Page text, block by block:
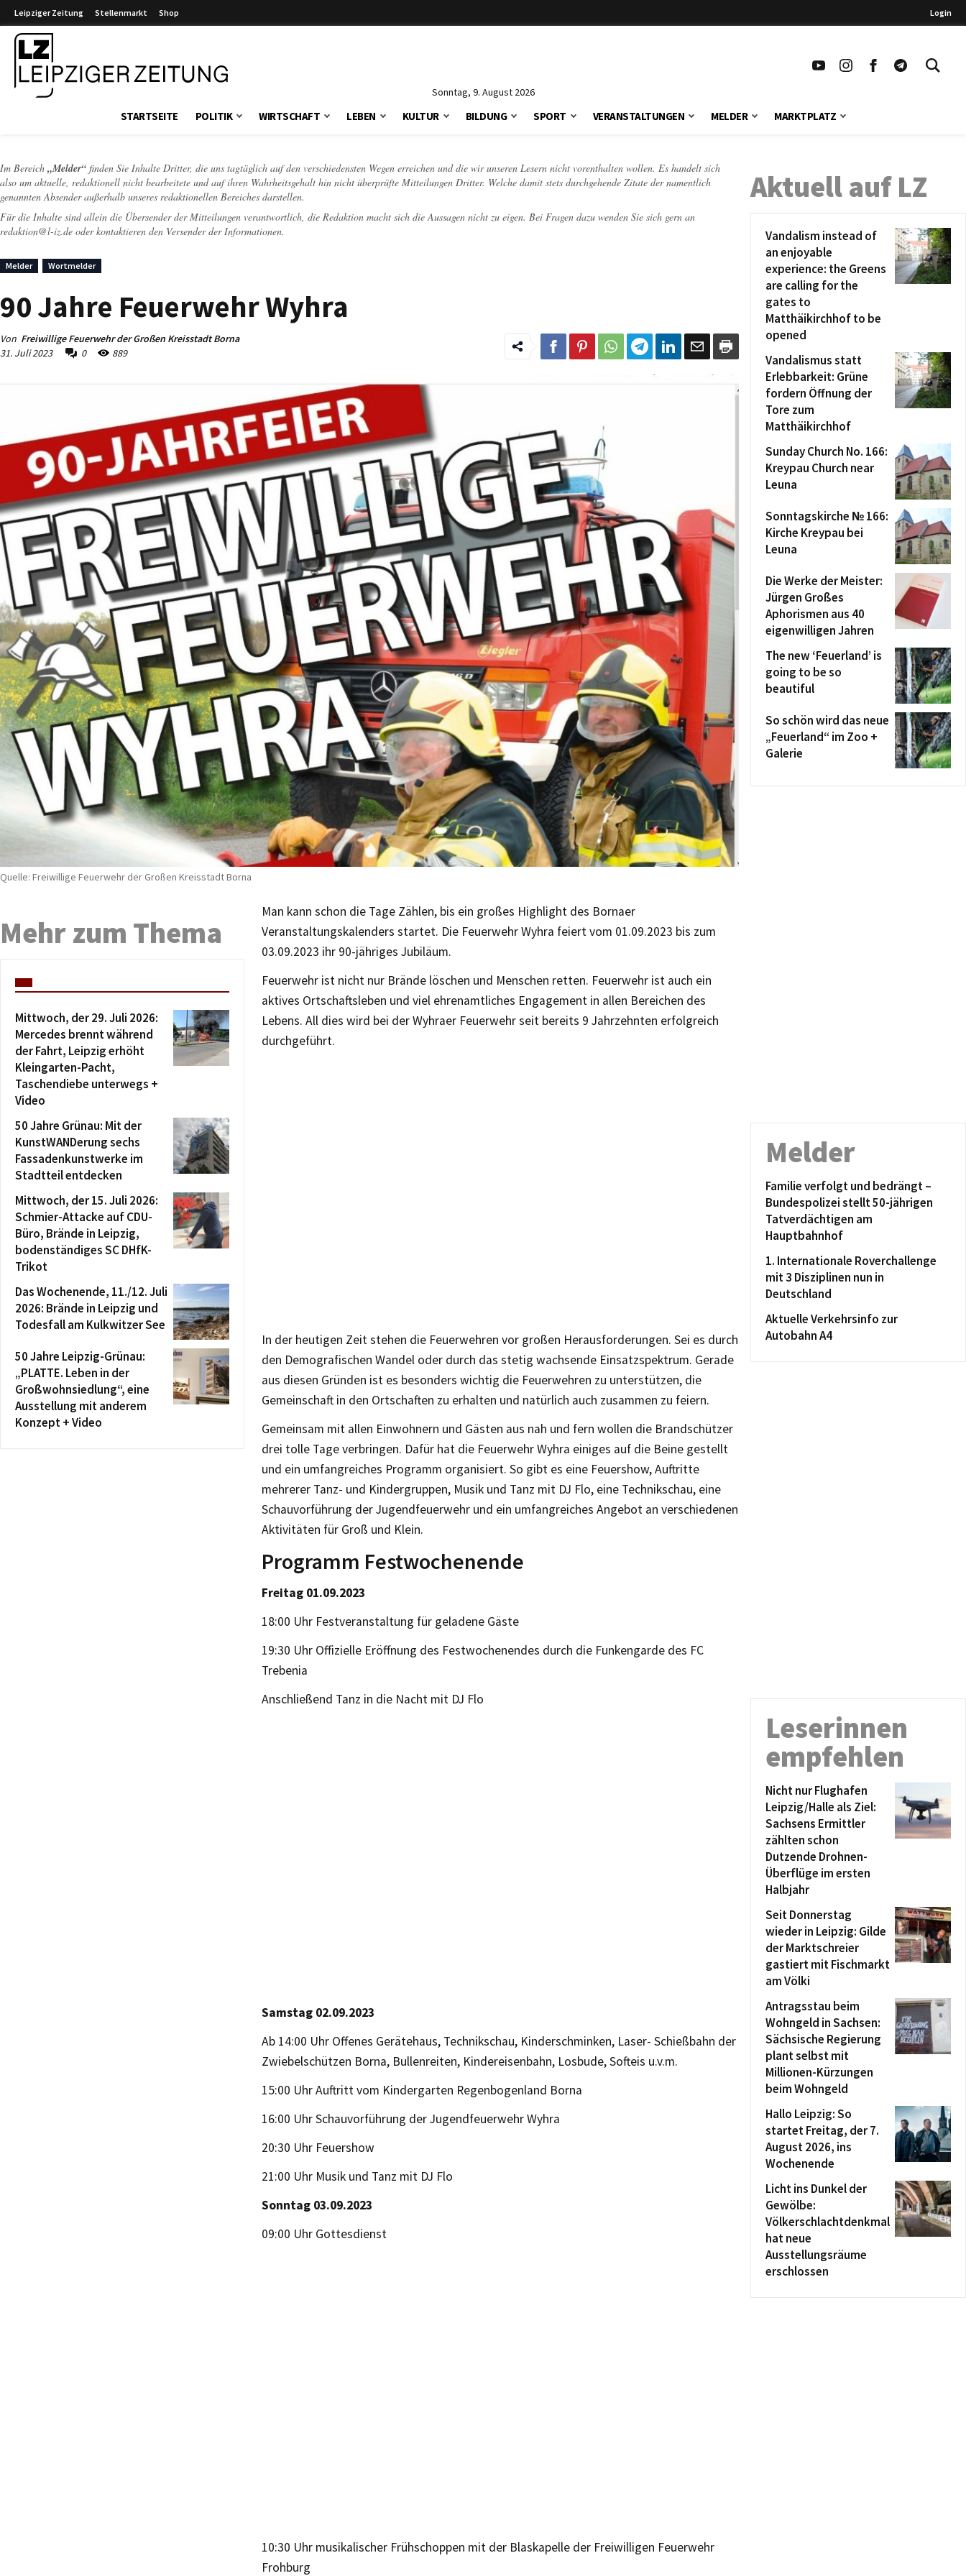
Leipziger Zeitung Stellenmarkt Shop Login
Sonntag, 9. August 2026
STARTSEITE POLITIK WIRTSCHAFT LEBEN KULTUR BILDUNG SPORT VERANSTALTUNGEN MELDER MARKTPLATZ
Im Bereich „Melder“ finden Sie Inhalte Dritter, die uns tagtäglich auf den verschiedensten Wegen erreichen und die wir unseren Lesern nicht vorenthalten wollen. Es handelt sich
also um aktuelle, redaktionell nicht bearbeitete und auf ihren Wahrheitsgehalt hin nicht überprüfte Mitteilungen Dritter. Welche damit stets durchgehende Zitate der namentlich
genannten Absender außerhalb unseres redaktionellen Bereiches darstellen.
Für die Inhalte sind allein die Übersender der Mitteilungen verantwortlich, die Redaktion macht sich die Aussagen nicht zu eigen. Bei Fragen dazu wenden Sie sich gern an
redaktion@l-iz.de oder kontaktieren den Versender der Informationen.
Melder Wortmelder
90 Jahre Feuerwehr Wyhra
Von Freiwillige Feuerwehr der Großen Kreisstadt Borna
31. Juli 2023
0 889
Quelle: Freiwillige Feuerwehr der Großen Kreisstadt Borna
Man kann schon die Tage Zählen, bis ein großes Highlight des Bornaer
Veranstaltungskalenders startet. Die Feuerwehr Wyhra feiert vom 01.09.2023 bis zum
03.09.2023 ihr 90-jähriges Jubiläum.
Feuerwehr ist nicht nur Brände löschen und Menschen retten. Feuerwehr ist auch ein
aktives Ortschaftsleben und viel ehrenamtliches Engagement in allen Bereichen des
Lebens. All dies wird bei der Wyhraer Feuerwehr seit bereits 9 Jahrzehnten erfolgreich
durchgeführt.
In der heutigen Zeit stehen die Feuerwehren vor großen Herausforderungen. Sei es durch
den Demografischen Wandel oder durch das stetig wachsende Einsatzspektrum. Gerade
aus diesen Gründen ist es besonders wichtig die Feuerwehren zu unterstützen, die
Gemeinschaft in den Ortschaften zu erhalten und natürlich auch zusammen zu feiern.
Gemeinsam mit allen Einwohnern und Gästen aus nah und fern wollen die Brandschützer
drei tolle Tage verbringen. Dafür hat die Feuerwehr Wyhra einiges auf die Beine gestellt
und ein umfangreiches Programm organisiert. So gibt es eine Feuershow, Auftritte
mehrerer Tanz- und Kindergruppen, Musik und Tanz mit DJ Flo, eine Technikschau, eine
Schauvorführung der Jugendfeuerwehr und ein umfangreiches Angebot an verschiedenen
Aktivitäten für Groß und Klein.
Programm Festwochenende
Freitag 01.09.2023
18:00 Uhr Festveranstaltung für geladene Gäste
19:30 Uhr Offizielle Eröffnung des Festwochenendes durch die Funkengarde des FC
Trebenia
Anschließend Tanz in die Nacht mit DJ Flo
Samstag 02.09.2023
Ab 14:00 Uhr Offenes Gerätehaus, Technikschau, Kinderschminken, Laser- Schießbahn der
Zwiebelschützen Borna, Bullenreiten, Kindereisenbahn, Losbude, Softeis u.v.m.
15:00 Uhr Auftritt vom Kindergarten Regenbogenland Borna
16:00 Uhr Schauvorführung der Jugendfeuerwehr Wyhra
20:30 Uhr Feuershow
21:00 Uhr Musik und Tanz mit DJ Flo
Sonntag 03.09.2023
09:00 Uhr Gottesdienst
10:30 Uhr musikalischer Frühschoppen mit der Blaskapelle der Freiwilligen Feuerwehr
Frohburg
Mehr zum Thema
Mittwoch, der 29. Juli 2026:
Mercedes brennt während
der Fahrt, Leipzig erhöht
Kleingarten-Pacht,
Taschendiebe unterwegs +
Video
50 Jahre Grünau: Mit der
KunstWANDerung sechs
Fassadenkunstwerke im
Stadtteil entdecken
Mittwoch, der 15. Juli 2026:
Schmier-Attacke auf CDU-
Büro, Brände in Leipzig,
bodenständiges SC DHfK-
Trikot
Das Wochenende, 11./12. Juli
2026: Brände in Leipzig und
Todesfall am Kulkwitzer See
50 Jahre Leipzig-Grünau:
„PLATTE. Leben in der
Großwohnsiedlung“, eine
Ausstellung mit anderem
Konzept + Video
Aktuell auf LZ
Vandalism instead of
an enjoyable
experience: the Greens
are calling for the
gates to
Matthäikirchhof to be
opened
Vandalismus statt
Erlebbarkeit: Grüne
fordern Öffnung der
Tore zum
Matthäikirchhof
Sunday Church No. 166:
Kreypau Church near
Leuna
Sonntagskirche № 166:
Kirche Kreypau bei
Leuna
Die Werke der Meister:
Jürgen Großes
Aphorismen aus 40
eigenwilligen Jahren
The new ‘Feuerland’ is
going to be so
beautiful
So schön wird das neue
„Feuerland“ im Zoo +
Galerie
Melder
Familie verfolgt und bedrängt –
Bundespolizei stellt 50-jährigen
Tatverdächtigen am
Hauptbahnhof
1. Internationale Roverchallenge
mit 3 Disziplinen nun in
Deutschland
Aktuelle Verkehrsinfo zur
Autobahn A4
Leserinnen
empfehlen
Nicht nur Flughafen
Leipzig/Halle als Ziel:
Sachsens Ermittler
zählten schon
Dutzende Drohnen-
Überflüge im ersten
Halbjahr
Seit Donnerstag
wieder in Leipzig: Gilde
der Marktschreier
gastiert mit Fischmarkt
am Völki
Antragsstau beim
Wohngeld in Sachsen:
Sächsische Regierung
plant selbst mit
Millionen-Kürzungen
beim Wohngeld
Hallo Leipzig: So
startet Freitag, der 7.
August 2026, ins
Wochenende
Licht ins Dunkel der
Gewölbe:
Völkerschlachtdenkmal
hat neue
Ausstellungsräume
erschlossen